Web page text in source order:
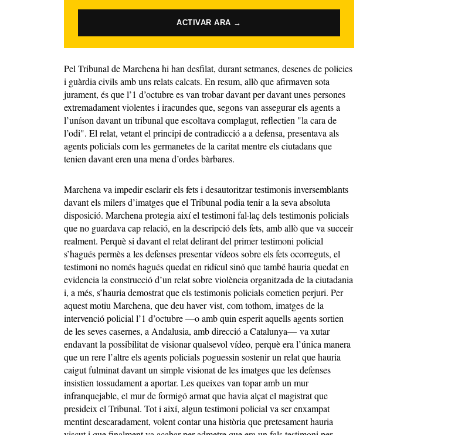
ACTIVAR ARA →
Pel Tribunal de Marchena hi han desfilat, durant setmanes, desenes de policies
i guàrdia civils amb uns relats calcats. En resum, allò que afirmaven sota
jurament, és que l’1 d’octubre es van trobar davant per davant unes persones
extremadament violentes i iracundes que, segons van assegurar els agents a
l’uníson davant un tribunal que escoltava complagut, reflectien "la cara de
l’odi". El relat, vetant el principi de contradicció a a defensa, presentava als
agents policials com les germanetes de la caritat mentre els ciutadans que
tenien davant eren una mena d’ordes bàrbares.
Marchena va impedir esclarir els fets i desautoritzar testimonis inversemblants
davant els milers d’imatges que el Tribunal podia tenir a la seva absoluta
disposició. Marchena protegia així el testimoni fal·laç dels testimonis policials
que no guardava cap relació, en la descripció dels fets, amb allò que va succeir
realment. Perquè si davant el relat delirant del primer testimoni policial
s’hagués permès a les defenses presentar vídeos sobre els fets ocorreguts, el
testimoni no només hagués quedat en ridícul sinó que també hauria quedat en
evidencia la construcció d’un relat sobre violència organitzada de la ciutadania
i, a més, s’hauria demostrat que els testimonis policials cometien perjuri. Per
aquest motiu Marchena, que deu haver vist, com tothom, imatges de la
intervenció policial l’1 d’octubre —o amb quin esperit aquells agents sortien
de les seves casernes, a Andalusia, amb direcció a Catalunya— va xutar
endavant la possibilitat de visionar qualsevol vídeo, perquè era l’única manera
que un rere l’altre els agents policials poguessin sostenir un relat que hauria
caigut fulminat davant un simple visionat de les imatges que les defenses
insistien tossudament a aportar. Les queixes van topar amb un mur
infranquejable, el mur de formigó armat que havia alçat el magistrat que
presideix el Tribunal. Tot i així, algun testimoni policial va ser enxampat
mentint descaradament, volent contar una història que pretesament hauria